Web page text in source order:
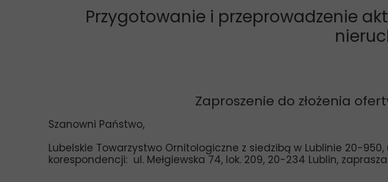
Zaproszenie do złożenia
Przygotowanie i przeprowadzenie
Szanowni Państwo,
Lubelskie Towarzystwo Ornitologiczne z siedzibą w Lublinie 20-950,
korespondencji: ul. Mełgiewska 74, lok. 209, 20-234 Lublin,